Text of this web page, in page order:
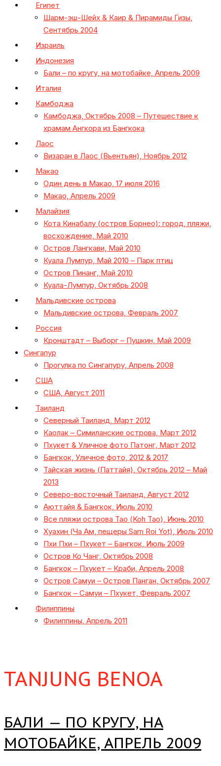
Египет
Шарм-эш-Шейх & Каир & Пирамиды Гизы,
Сентябрь 2004
Израиль
Индонезия
Бали – по кругу, на мотобайке, Апрель 2009
Италия
Камбоджа
Камбоджа, Октябрь 2008 – Путешествие к
храмам Ангкора из Бангкока
Лаос
Визаран в Лаос (Вьентьян), Ноябрь 2012
Макао
Один день в Макао, 17 июля 2016
Макао, Апрель 2009
Малайзия
Кота Кинабалу (остров Борнео): город, пляжи,
восхождение, Май 2010
Остров Лангкави, Май 2010
Куала Лумпур, Май 2010 – Парк птиц
Остров Пинанг, Май 2010
Куала-Лумпур, Октябрь 2008
Мальдивские острова
Мальдивские острова, Февраль 2007
Россия
Кронштадт – Выборг – Пушкин, Май 2009
Сингапур
Прогулка по Сингапуру, Апрель 2008
США
США, Август 2011
Таиланд
Северный Таиланд, Март 2012
Каолак – Симиланские острова, Март 2012
Пхукет & Уличное фото Патонг, Март 2012
Бангкок, Уличное фото, 2012 & 2017
Тайская жизнь (Паттайя), Октябрь 2012 – Май
2013
Северо-восточный Таиланд, Август 2012
Аюттайя & Бангкок, Июль 2010
Все пляжи острова Тао (Koh Tao), Июнь 2010
Хуахин (Ча Ам, пещеры Sam Roi Yot), Июль 2010
Пхи Пхи – Пхукет – Бангкок, Июль 2009
Остров Ко Чанг, Октябрь 2008
Бангкок – Пхукет – Краби, Апрель 2008
Остров Самуи – Остров Панган, Октябрь 2007
Бангкок – Самуи – Пхукет, Февраль 2007
Филиппины
Филиппины, Апрель 2011
TANJUNG BENOA
БАЛИ — ПО КРУГУ, НА
МОТОБАЙКЕ, АПРЕЛЬ 2009